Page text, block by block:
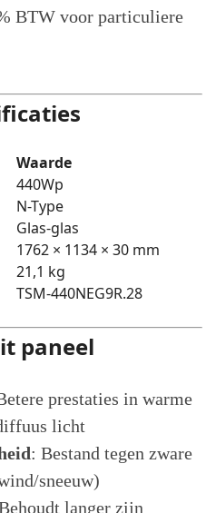
BTW voor particuliere
Waarde
440Wp
N-Type
Glas-glas
1762 × 1134 × 30 mm
21,1 kg
TSM-440NEG9R.28
paneel
prestaties in warme
licht
: Bestand tegen zware
sneeuw)
langer zijn